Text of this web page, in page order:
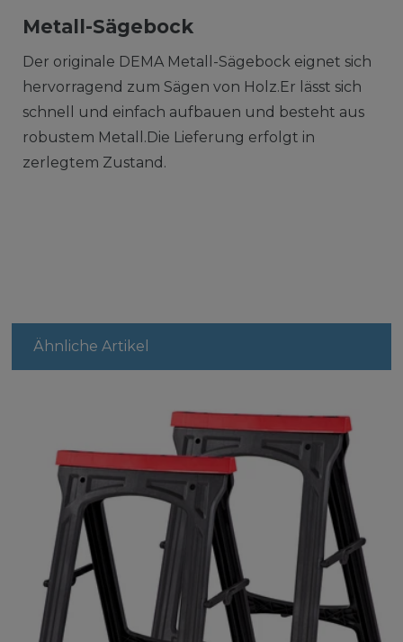
Metall-Sägebock
Der originale DEMA Metall-Sägebock eignet sich
hervorragend zum Sägen von Holz.Er lässt sich
schnell und einfach aufbauen und besteht aus
robustem Metall.Die Lieferung erfolgt in
zerlegtem Zustand.
Ähnliche Artikel